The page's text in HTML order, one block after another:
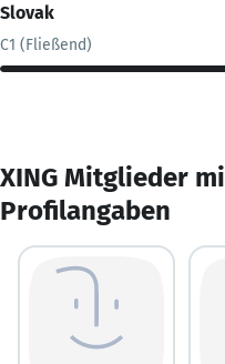
Slovak
C1 (Fließend)
XING Mitglieder
Profilangaben